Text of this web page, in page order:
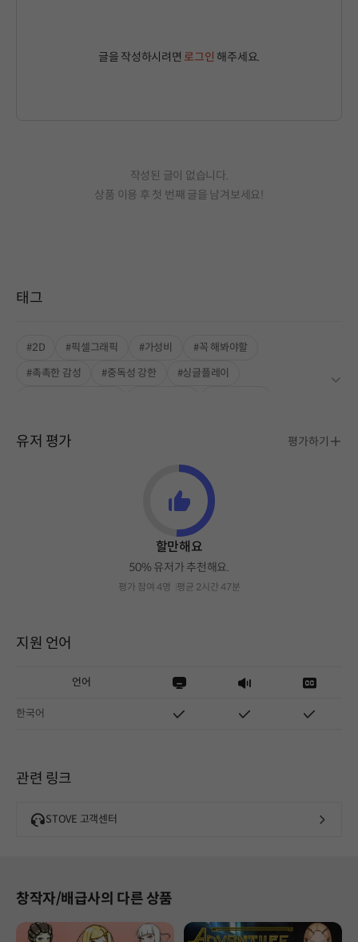
글을 작성하시려면 로그인 해주세요.
작성된 글이 없습니다.
상품 이용 후 첫 번째 글을 남겨보세요!
태그
#2D #픽셀그래픽 #가성비
#꼭 해봐야할
#촉촉한 감성
#중독성 강한
#싱글플레이
유저 평가 평가하기
할만해요
50% 유저가 추천해요.
평가 참여 4명 평균 2시간 47분
지원 언어
언어
한국어
관련 링크
STOVE 고객센터
창작자/배급사의 다른 상품